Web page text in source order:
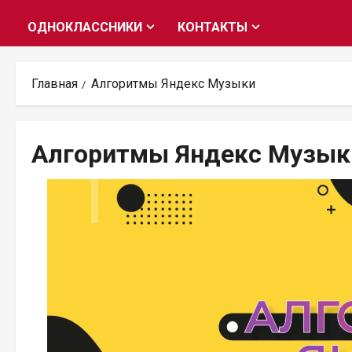
ОДНОКЛАССНИКИ КОНТАКТЫ
Главная Алгоритмы Яндекс Музыки
Алгоритмы Яндекс